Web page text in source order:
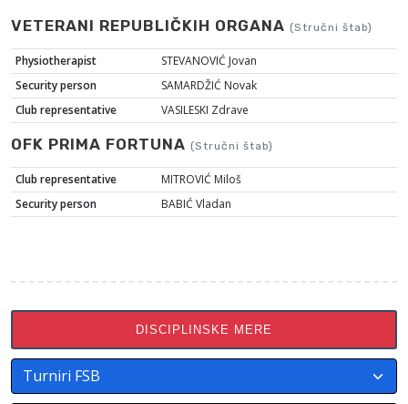
VETERANI REPUBLIČKIH ORGANA (Stručni štab)
Physiotherapist
STEVANOVIĆ Jovan
Security person
SAMARDŽIĆ Novak
Club representative
VASILESKI Zdrave
OFK PRIMA FORTUNA (Stručni štab)
Club representative
MITROVIĆ Miloš
Security person
BABIĆ Vladan
DISCIPLINSKE MERE